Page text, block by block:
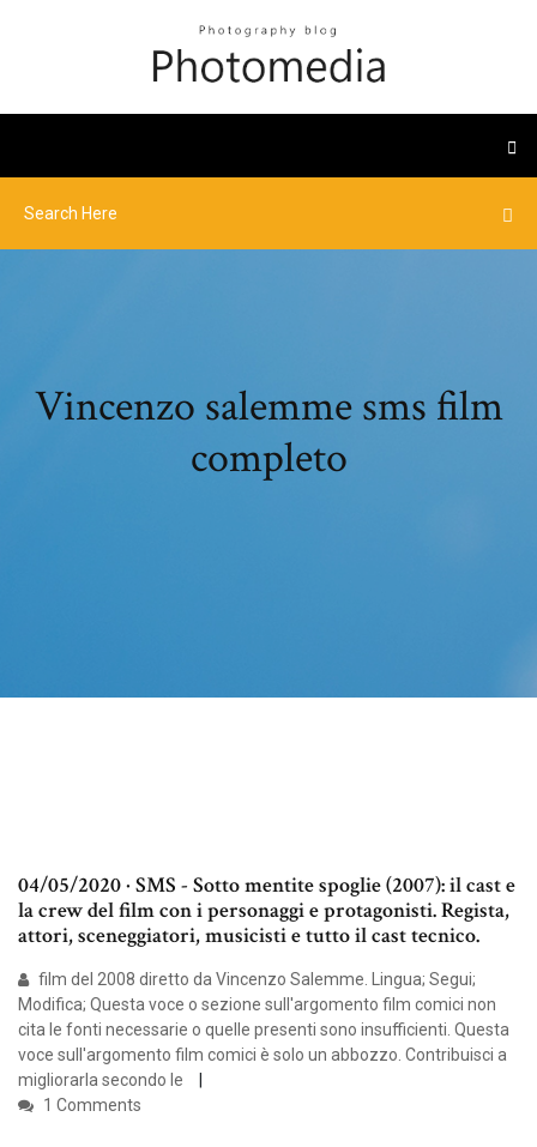
Vincenzo salemme sms film
completo
04/05/2020 · SMS - Sotto mentite spoglie (2007): il cast e
la crew del film con i personaggi e protagonisti. Regista,
attori, sceneggiatori, musicisti e tutto il cast tecnico.
film del 2008 diretto da Vincenzo Salemme. Lingua; Segui;
Modifica; Questa voce o sezione sull'argomento film comici non
cita le fonti necessarie o quelle presenti sono insufficienti. Questa
voce sull'argomento film comici è solo un abbozzo. Contribuisci a
migliorarla secondo le
1 Comments